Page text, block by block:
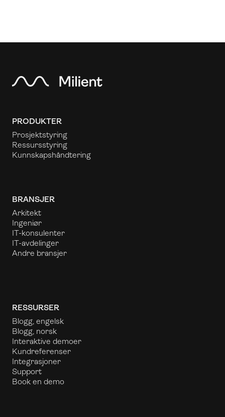
PRODUKTER
Prosjektstyring
Ressursstyring
Kunnskapshåndtering
BRANSJER
Arkitekt
Ingeniør
IT-konsulenter
IT-avdelinger
Andre bransjer
RESSURSER
Blogg, engelsk
Blogg, norsk
Interaktive demoer
Kundreferenser
Integrasjoner
Support
Book en demo